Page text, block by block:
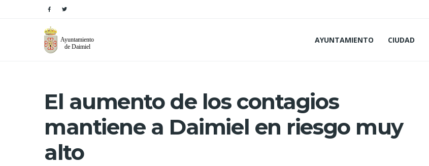
AYUNTAMIENTO CIUDAD
El aumento de los contagios
mantiene a Daimiel en riesgo muy
alto